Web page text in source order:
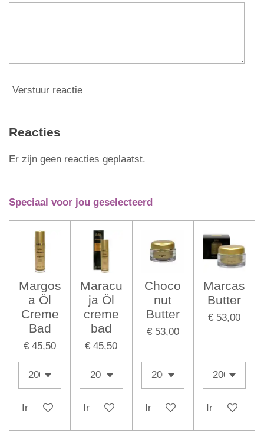
n
Verstuur reactie
Reacties
Er zijn geen reacties geplaatst.
Speciaal voor jou geselecteerd
Margos
a Öl
Creme
Bad
€ 45,50
In winkelwagen
Maracu
ja Öl
creme
bad
€ 45,50
In winkelwagen
Choco
nut
Butter
€ 53,00
In winkelwagen
Marcas
Butter
€ 53,00
In